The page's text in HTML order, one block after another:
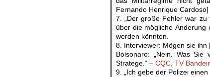
Fernando Henrique
7. „Der große Fehler war
über die mögliche Änderung
werden könnten.
8. Interviewer: Mögen sie ihn
Bolsonaro: „Nein. Was
Stratege.“ – CQC, TV
9. „Ich gebe der Polizei einen